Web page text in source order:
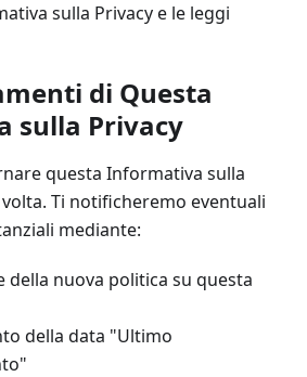
sulla Privacy e le leggi
di Questa
sulla Privacy
questa Informativa sulla
Ti notificheremo eventuali
mediante:
della nuova politica su questa
della data "Ultimo